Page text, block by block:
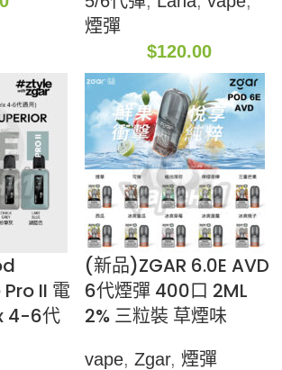
煙彈
$120.00
II 電
4-6代
(新品)ZGAR 6.0E AVD
6代煙彈 400口 2ML
2% 三粒裝 草煙味
vape, Zgar, 煙彈